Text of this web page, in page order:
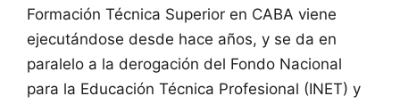
Formación Técnica Superior en CABA viene
ejecutándose desde hace años, y se da en
paralelo a la derogación del Fondo Nacional
para la Educación Técnica Profesional (INET) y